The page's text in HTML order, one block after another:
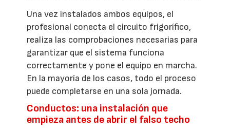
Una vez instalados ambos equipos, el
profesional conecta el circuito frigorífico,
realiza las comprobaciones necesarias para
garantizar que el sistema funciona
correctamente y pone el equipo en marcha.
En la mayoría de los casos, todo el proceso
puede completarse en una sola jornada.
Conductos: una instalación que
empieza antes de abrir el falso techo